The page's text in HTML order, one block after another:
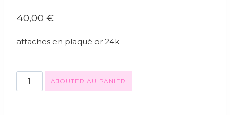
40,00 €
attaches en plaqué or 24k
AJOUTER AU PANIER